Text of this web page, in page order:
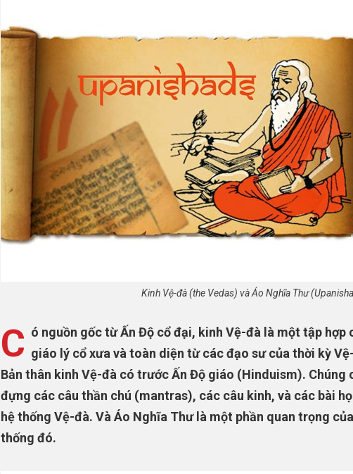
Kinh Vệ-đà (the Vedas) và Áo Nghĩa Thư
C ó nguồn gốc từ Ấn Độ cổ đại, kinh Vệ-đà là một tập hợp
giáo lý cổ xưa và toàn diện từ các đạo sư của thời kỳ
Bản thân kinh Vệ-đà có trước Ấn Độ giáo (Hinduism). Chúng
đựng các câu thần chú (mantras), các câu kinh, và các bài
hệ thống Vệ-đà. Và Áo Nghĩa Thư là một phần quan trọng
thống đó.